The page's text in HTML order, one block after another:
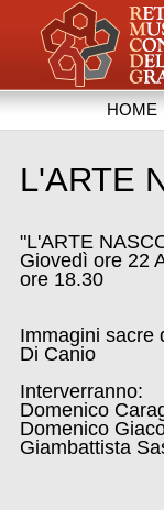
HOME
L'ARTE
"L'ARTE
Giovedì ore 22
ore 18.30
Immagini sacre
Di Canio
Interverranno:
Domenico
Domenico
Giambattista